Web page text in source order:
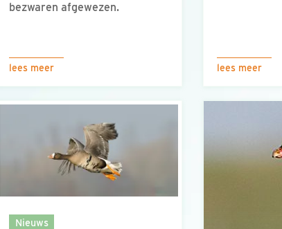
bezwaren afgewezen.
lees meer lees meer
Nieuws